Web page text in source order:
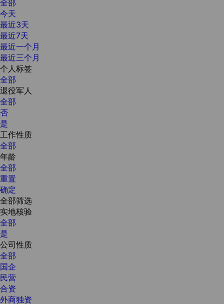
全部
今天
最近3天
最近7天
最近一个月
最近三个月
个人标签
全部
退役军人
全部
否
是
工作性质
全部
年龄
全部
重置
确定
全部筛选
实地核验
全部
是
公司性质
全部
国企
民营
合资
外商独资